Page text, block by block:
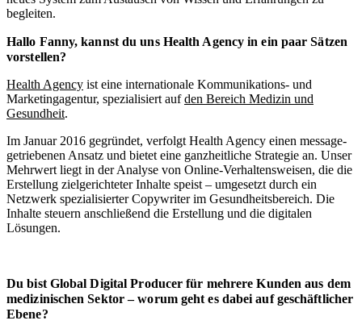
begleiten.
Hallo Fanny, kannst duuns Health Agency in ein paar Sätzen
vorstellen?
Health Agency ist eine internationale Kommunikations- und
Marketingagentur, spezialisiert aufden Bereich Medizin und
Gesundheit.
Im Januar 2016 gegründet, verfolgt Health Agency einen message-
getriebenen Ansatz und bietet eine ganzheitliche Strategie an. Unser
Mehrwert liegt in der Analyse von Online-Verhaltensweisen, die die
Erstellung zielgerichteter Inhalte speist – umgesetzt durch ein
Netzwerk spezialisierter Copywriter im Gesundheitsbereich. Die
Inhalte steuern anschließend die Erstellung und die digitalen
Lösungen.
Du bist Global Digital Producer für mehrere Kunden aus dem
medizinischen Sektor – worum geht es dabei auf geschäftlicher
Ebene?